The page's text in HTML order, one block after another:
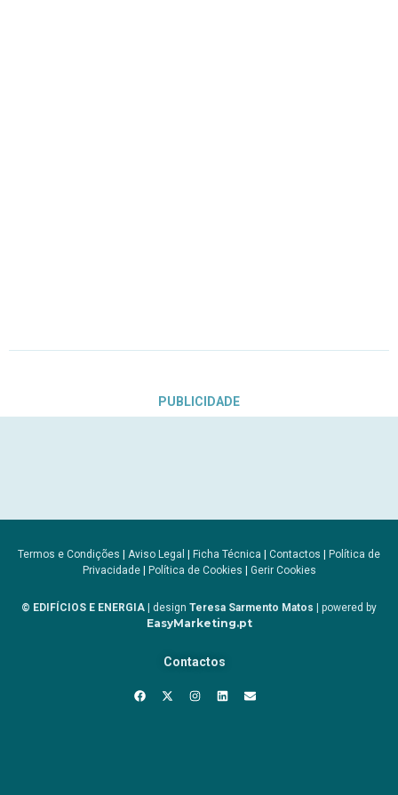
PUBLICIDADE
Termos e Condições | Aviso Legal | Ficha Técnica | Contactos | Política de
Privacidade| Política de Cookies | Gerir Cookies
© EDIFÍCIOS E ENERGIA | design Teresa Sarmento Matos | powered by
EasyMarketing.pt
Contactos